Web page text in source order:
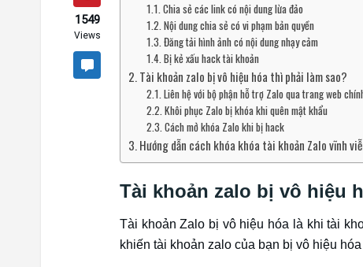
1549
Views
Chia sẻ các link có nội dung lừa đảo
Nội dung chia sẻ có vi phạm bản quyền
Đăng tải hình ảnh có nội dung nhạy cảm
Bị kẻ xấu hack tài khoản
Tài khoản zalo bị vô hiệu hóa thì phải làm sao?
Liên hệ với bộ phận hỗ trợ Zalo qua trang web
Khôi phục Zalo bị khóa khi quên mật khẩu
Cách mở khóa Zalo khi bị hack
Hướng dẫn cách khóa khóa tài khoản Zalo vĩnh
Tài khoản zalo bị vô hiệu
Tài khoản Zalo bị vô hiệu hóa là khi tài
khiến tài khoản zalo của bạn bị vô hiệu